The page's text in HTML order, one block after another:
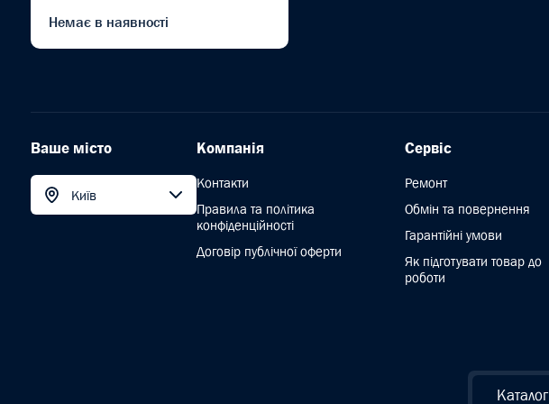
Каталог
Немає в наявності
Ваше місто
Київ
Компанія
Контакти
Правила та політика
конфіденційності
Договір публічної оферти
Сервіс
Ремонт
Обмін та повернення
Гарантійні умови
Як підготувати товар до
роботи